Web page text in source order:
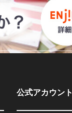
公式アカウント